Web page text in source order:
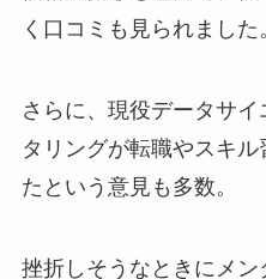
く口コミも見られました
さらに、現役データサ
タリングが転職やスキ
たという意見も多数。
挫折しそうなときにメ